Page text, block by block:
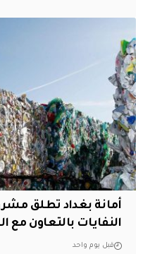
أمانة بغداد تطلق
النفايات بالتعاون مع
قبل يوم واحد